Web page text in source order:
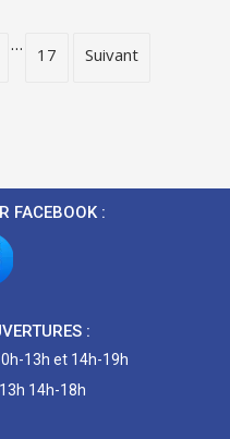
… 17 Suivant
FACEBOOK :
:
13h et 14h-19h
14h-18h